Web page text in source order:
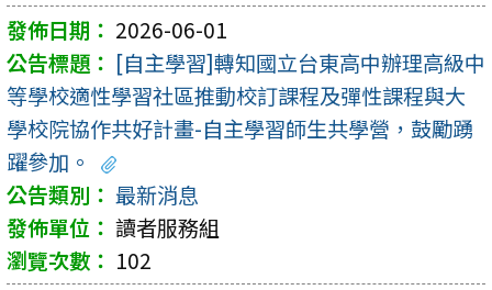
2026-06-01
[自主學習]轉知國立台東高中辦理高級中
等學校適性學習社區推動校訂課程及彈性課程與大
學校院協作共好計畫-自主學習師生共學營，鼓勵踴
躍參加。
最新消息
讀者服務組
102